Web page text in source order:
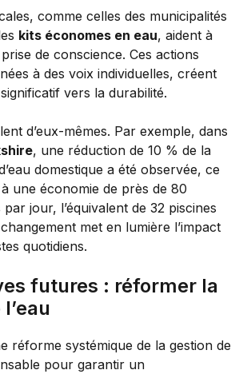
comme celles des municipalités
kits économes en eau, aident à
de conscience. Ces actions
à des voix individuelles, créent
vers la durabilité.
d’eux-mêmes. Par exemple, dans
, une réduction de 10 % de la
domestique a été observée, ce
une économie de près de 80
jour, l’équivalent de 32 piscines
met en lumière l’impact
quotidiens.
futures : réformer la
réforme systémique de la gestion de
pour garantir un